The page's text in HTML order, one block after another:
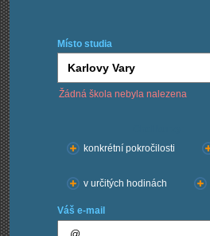
Místo studia
Žádná škola nebyla nalezena
konkrétní pokročilosti
v určitých hodinách
Váš e-mail